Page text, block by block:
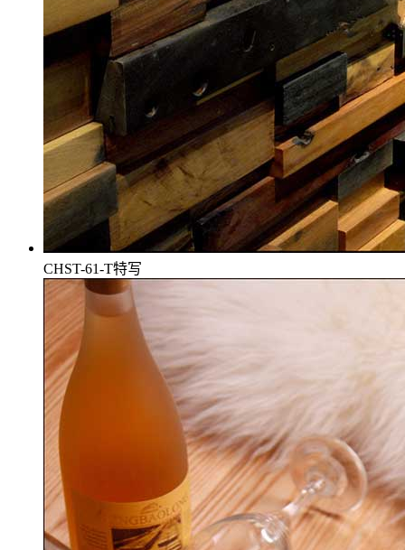
CHST-61-T特写